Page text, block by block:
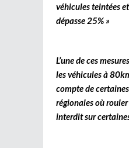
véhicules teintées
dépasse 25% »
L’une de ces
les véhicules à
compte de
régionales où
interdit sur